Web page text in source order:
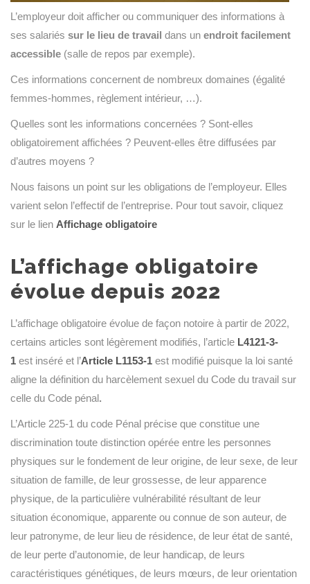
L’employeur doit afficher ou communiquer des informations à
ses salariés sur le lieu de travail dans un endroit facilement
accessible (salle de repos par exemple).
Ces informations concernent de nombreux domaines (égalité
femmes-hommes, règlement intérieur, …).
Quelles sont les informations concernées ? Sont-elles
obligatoirement affichées ? Peuvent-elles être diffusées par
d’autres moyens ?
Nous faisons un point sur les obligations de l’employeur. Elles
varient selon l’effectif de l’entreprise. Pour tout savoir, cliquez
sur le lien Affichage obligatoire
L’affichage obligatoire
évolue depuis 2022
L’affichage obligatoire évolue de façon notoire à partir de 2022,
certains articles sont légèrement modifiés, l’article L4121-3-
1 est inséré et l’Article L1153-1 est modifié puisque la loi santé
aligne la définition du harcèlement sexuel du Code du travail sur
celle du Code pénal.
L’Article 225-1 du code Pénal précise que constitue une
discrimination toute distinction opérée entre les personnes
physiques sur le fondement de leur origine, de leur sexe, de leur
situation de famille, de leur grossesse, de leur apparence
physique, de la particulière vulnérabilité résultant de leur
situation économique, apparente ou connue de son auteur, de
leur patronyme, de leur lieu de résidence, de leur état de santé,
de leur perte d’autonomie, de leur handicap, de leurs
caractéristiques génétiques, de leurs mœurs, de leur orientation